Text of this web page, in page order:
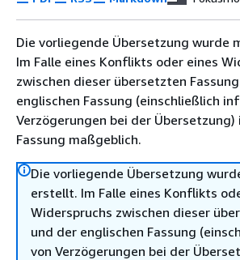
Die vorliegende Übersetzung wurde
Im Falle eines Konflikts oder eines
zwischen dieser übersetzten
englischen Fassung (einschließlich
Verzögerungen bei der
Fassung maßgeblich.
Die vorliegende Übersetzung
erstellt. Im Falle eines Konflikts
Widerspruchs zwischen dieser
und der englischen Fassung
von Verzögerungen bei der